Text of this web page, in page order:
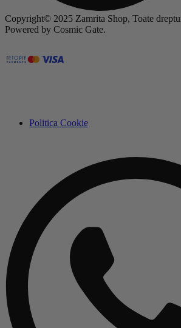
Copyright© 2025 Zamrita Shop, Toate
Powered by Cosmic Gate.
Politica Cookie